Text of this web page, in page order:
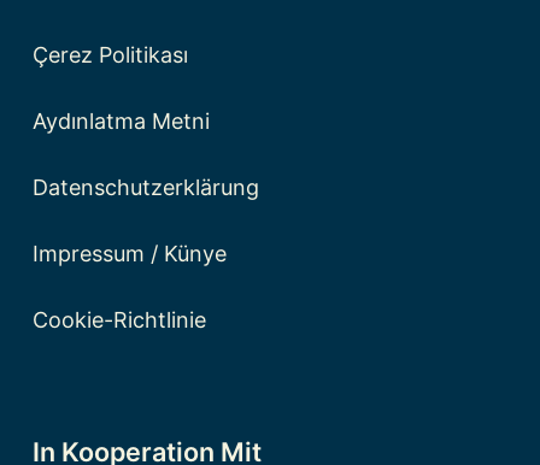
Çerez Politikası
Aydınlatma Metni
Datenschutzerklärung
Impressum / Künye
Cookie-Richtlinie
In Kooperation Mit